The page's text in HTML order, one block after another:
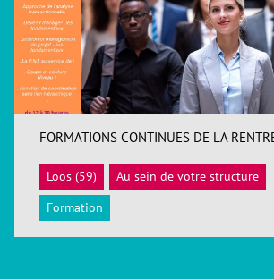
ACCÉDER
FORMATIONS CONTINUES DE LA
Loos (59)
Au sein de votre structure
Formation